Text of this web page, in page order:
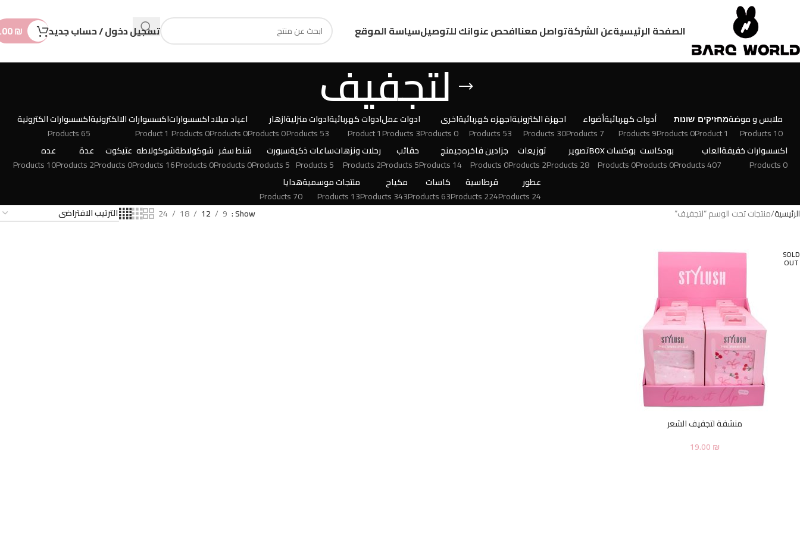
الصفحة الرئيسيةعن الشركةتواصل معناافحص عنوانك للتوصيلسياسة الموقع تسجيل دخول / حساب جديد ₪
لتجفيف
ملابس و موضة
10 Products
מחזיקים
1 Product
שונות
0 Products
أدوات كهربائية
9 Products
أضواء
7 Products
اجهزة الكترونية
30 Products
اجهزه كهربائية
53 Products
اخرى
0 Products
ادوات عمل
3 Products
ادوات كهربائية
1 Product
ادوات منزلية
53 Products
ازهار
0 Products
اعياد ميلاد
0 Products
اكسسوارات
0 Products
اكسسوارات الالكترونية
1 Product
اكسسوارات الكترونية
65 Products
اكسسوارات خفيفة
0 Products
العاب
407 Products
بودكاست
0 Products
بوكسات BOX
0 Products
تصوير
28 Products
توزيعات
2 Products
جزادين فاخره
0 Products
جيمنج
14 Products
حقائب
5 Products
رحلات ونزهات
2 Products
ساعات ذكية
5 Products
سبورت
5 Products
شنط سفر
0 Products
شوكولاطة
0 Products
شوكولاطه
16 Products
عتيكوت
0 Products
عدة
2 Products
عده
10 Products
عطور
24 Products
قرطاسية
224 Products
كاسات
63 Products
مكياج
343 Products
منتجات موسمية
13 Products
هدايا
70 Products
الرئيسية منتجات تحت الوسم “لتجفيف” Show
9
12
18
24
SOLD
OUT
منشفة لتجفيف الشعر
19.00₪